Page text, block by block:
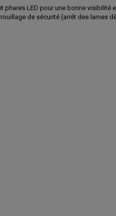
LED pour une bonne visibilité
de sécurité (arrêt des lames